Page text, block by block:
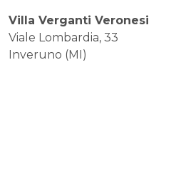
Villa Verganti Veronesi
Viale Lombardia, 33
Inveruno (MI)